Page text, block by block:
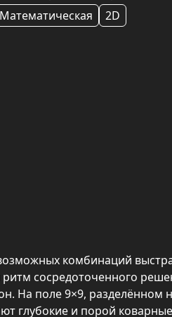
Математическая 2D
комбинаций
сосредоточенного
На поле 9×9, разделённом
глубокие и порой